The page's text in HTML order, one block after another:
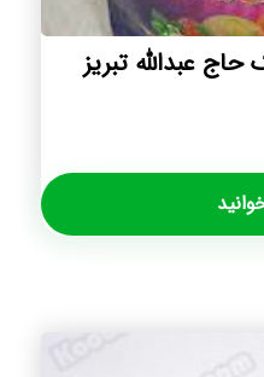
عبدالله تبریز